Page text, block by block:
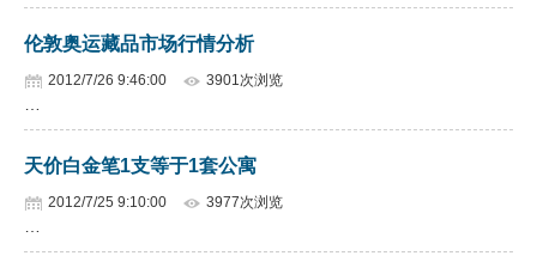
伦敦奥运藏品市场行情分析
2012/7/26 9:46:00 3901次浏览
天价白金笔1支等于1套公寓
2012/7/25 9:10:00 3977次浏览